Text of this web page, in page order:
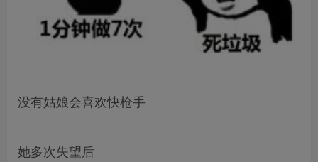
没有姑娘会喜欢快枪手
她多次失望后